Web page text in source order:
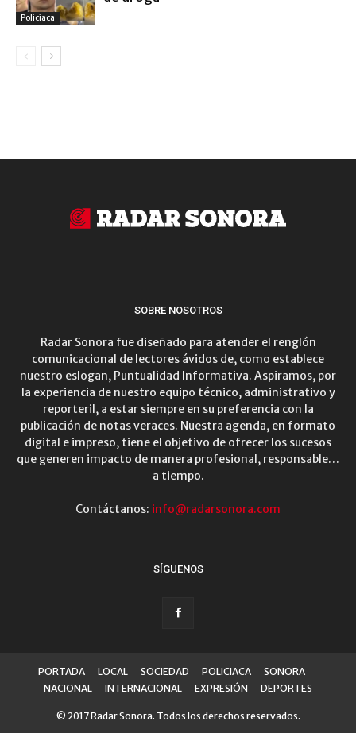
Policiaca
SOBRE NOSOTROS
Radar Sonora fue diseñado para atender el renglón
comunicacional de lectores ávidos de, como establece
nuestro eslogan, Puntualidad Informativa. Aspiramos, por
la experiencia de nuestro equipo técnico, administrativo y
reporteril, a estar siempre en su preferencia con la
publicación de notas veraces. Nuestra agenda, en formato
digital e impreso, tiene el objetivo de ofrecer los sucesos
que generen impacto de manera profesional, responsable…
a tiempo.
Contáctanos: info@radarsonora.com
SÍGUENOS
PORTADA LOCAL SOCIEDAD POLICIACA
SONORA
NACIONAL
INTERNACIONAL EXPRESIÓN DEPORTES
© 2017 Radar Sonora. Todos los derechos reservados.